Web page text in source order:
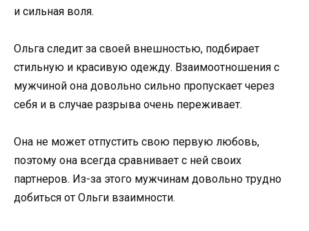
и сильная воля.
Ольга следит за своей внешностью, подбирает
стильную и красивую одежду. Взаимоотношения с
мужчиной она довольно сильно пропускает через
себя и в случае разрыва очень переживает.
Она не может отпустить свою первую любовь,
поэтому она всегда сравнивает с ней своих
партнеров. Из-за этого мужчинам довольно трудно
добиться от Ольги взаимности.